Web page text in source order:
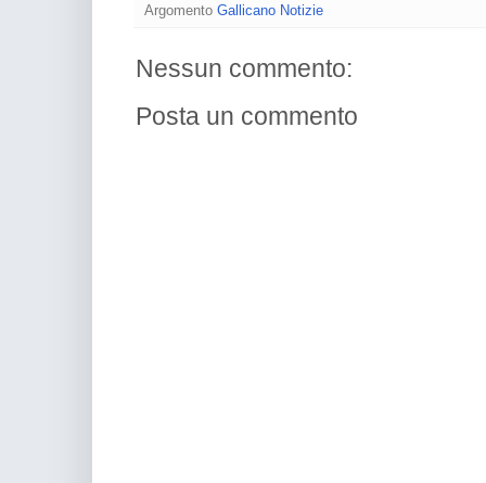
Argomento Gallicano Notizie
Nessun commento:
Posta un commento